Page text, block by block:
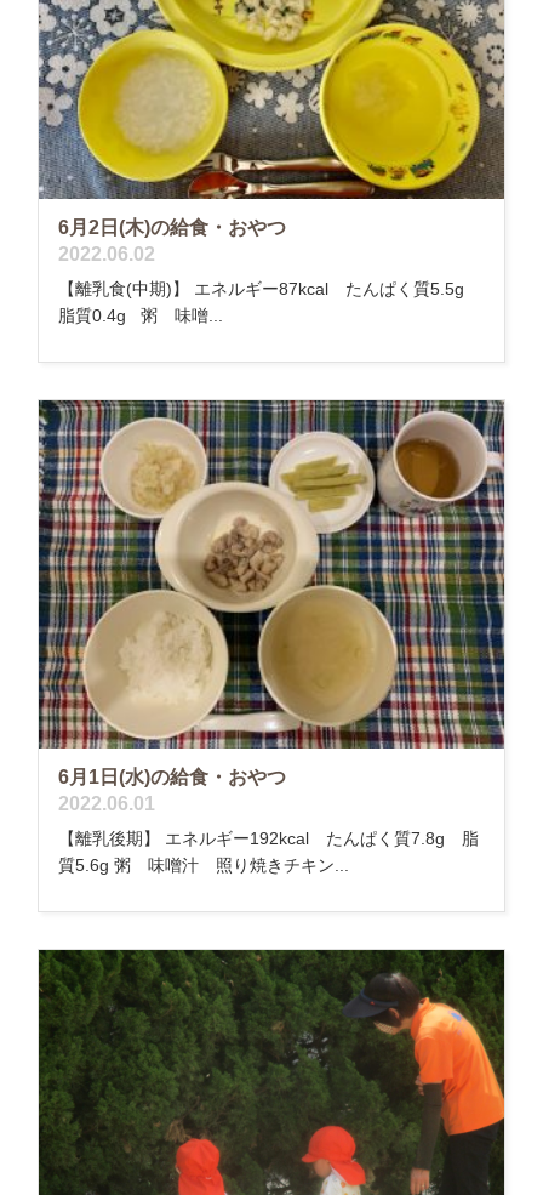
6月2日(木)の給食・おやつ
2022.06.02
【離乳食(中期)】 エネルギー87kcal たんぱく質5.5g
脂質0.4g 粥 味噌...
6月1日(水)の給食・おやつ
2022.06.01
【離乳後期】 エネルギー192kcal たんぱく質7.8g 脂
質5.6g 粥 味噌汁 照り焼きチキン...